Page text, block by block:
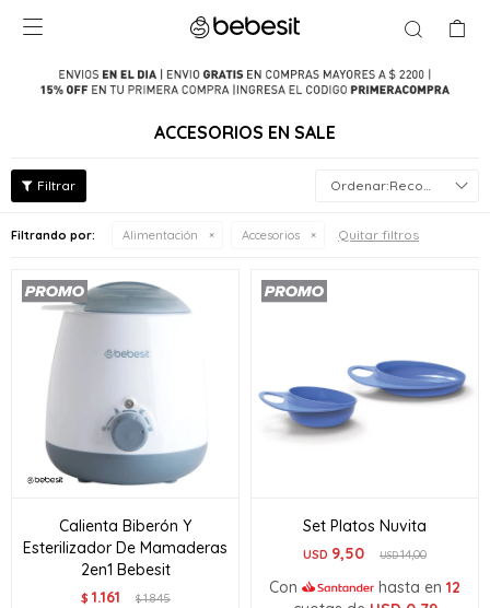

ACCESORIOS EN SALE
Recomendados
Filtrando por: Alimentación Accesorios Quitar filtros
Calienta Biberón Y
Esterilizador De Mamaderas
2en1 Bebesit
$ 1.161 $1.845
Set Platos Nuvita
USD 9,50 USD14,00
Con hasta en 12